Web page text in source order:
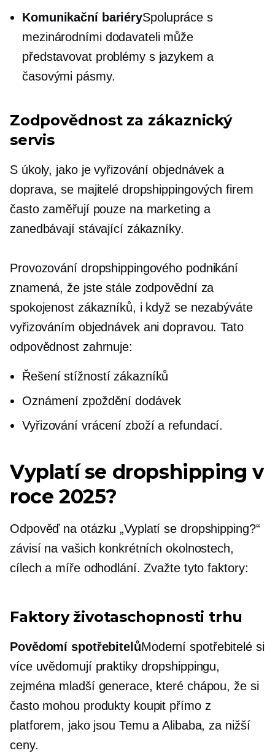
Komunikační bariérySpolupráce s
mezinárodními dodavateli může
představovat problémy s jazykem a
časovými pásmy.
Zodpovědnost za zákaznický
servis
S úkoly, jako je vyřizování objednávek a
doprava, se majitelé dropshippingových firem
často zaměřují pouze na marketing a
zanedbávají stávající zákazníky.
Provozování dropshippingového podnikání
znamená, že jste stále zodpovědní za
spokojenost zákazníků, i když se nezabýváte
vyřizováním objednávek ani dopravou. Tato
odpovědnost zahrnuje:
Řešení stížností zákazníků
Oznámení zpoždění dodávek
Vyřizování vrácení zboží a refundací.
Vyplatí se dropshipping v
roce 2025?
Odpověď na otázku „Vyplatí se dropshipping?“
závisí na vašich konkrétních okolnostech,
cílech a míře odhodlání. Zvažte tyto faktory:
Faktory životaschopnosti trhu
Povědomí spotřebitelůModerní spotřebitelé si
více uvědomují praktiky dropshippingu,
zejména mladší generace, které chápou, že si
často mohou produkty koupit přímo z
platforem, jako jsou Temu a Alibaba, za nižší
ceny.